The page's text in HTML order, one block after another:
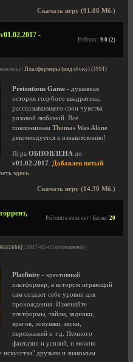
Скачать игру (91.08 Мб.)
-
Рейтинг: 9.0 (2)
| Платформеры (вид сбоку) (3991)
Pretentious Game - душевная
история голубого квадратика,
рассказывающего свои чувства
розовой любимой. Все
поклонникам Thomas Was Alone
рекомендуется к ознакомлению!
Игра ОБНОВЛЕНА до
v01.02.2017
Добавлен пятый
здесь
Скачать игру (14.30 Мб.)
Рейтинга пока нет | Баллы: 20
| 2017-02-03 (обновлено) |
Platfinity - креативный
платформер, в котором играющий
сам создает себе уровни для
прохождения. Изменяйте
платформы, тайлы, задники,
врагов, ловушки, звуки,
персонажей и т.д. Немного
фантазии и усилий, и можно
искусства" друзьям и знакомым.